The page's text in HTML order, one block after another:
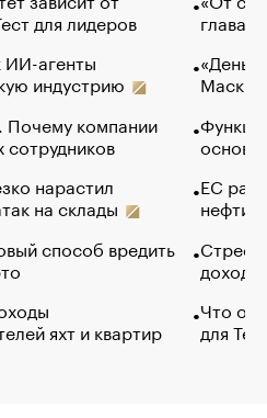
для лидеров
ИИ-агенты
индустрию
Почему компании
сотрудников
нарастил
на склады
способ вредить
яхт и квартир
глава
Маск в
основ
ЕС
нефти
Что
для